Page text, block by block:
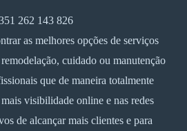
262 143 826
as melhores opções de serviços
cuidado ou manutenção
que de maneira totalmente
visibilidade online e nas redes
de alcançar mais clientes e para